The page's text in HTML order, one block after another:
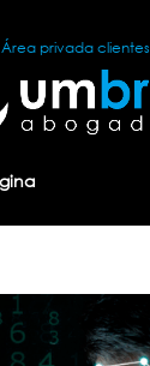
Área privada clientes